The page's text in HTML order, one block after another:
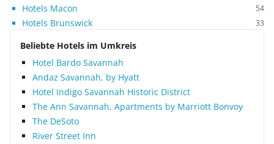
Hotels Macon 54
Hotels Brunswick 33
Beliebte Hotels im Umkreis
Hotel Bardo Savannah
Andaz Savannah, by Hyatt
Hotel Indigo Savannah Historic District
The Ann Savannah, Apartments by Marriott Bonvoy
The DeSoto
River Street Inn